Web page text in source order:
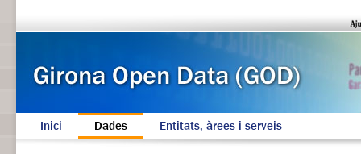
Inici Dades Entitats, àrees i serveis